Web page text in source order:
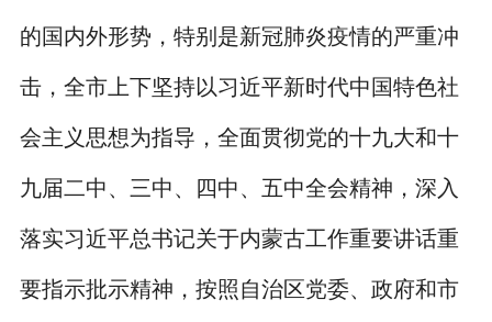
的国内外形势，特别是新冠肺炎疫情的严重冲
击，全市上下坚持以习近平新时代中国特色社
会主义思想为指导，全面贯彻党的十九大和十
九届二中、三中、四中、五中全会精神，深入
落实习近平总书记关于内蒙古工作重要讲话重
要指示批示精神，按照自治区党委、政府和市